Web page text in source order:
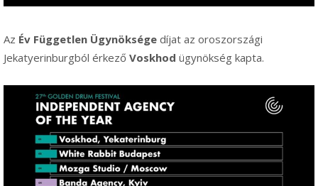
Az Év Független Ügynöksége díjat az oroszországi
Jekatyerinburgból érkező Voskhod ügynökség kapta.